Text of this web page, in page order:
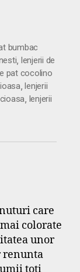
bumbac
, lenjerii de
pat cocolino
,lenjerii
, lenjerii
care
colorate
unor
renunta